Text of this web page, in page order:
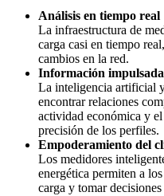
Análisis en tiempo real
La infraestructura de
carga casi en tiempo
cambios en la red.
Información
La inteligencia artificial
encontrar relaciones
actividad económica y
precisión de los perfiles.
Empoderamiento del
Los medidores
energética permiten a
carga y tomar